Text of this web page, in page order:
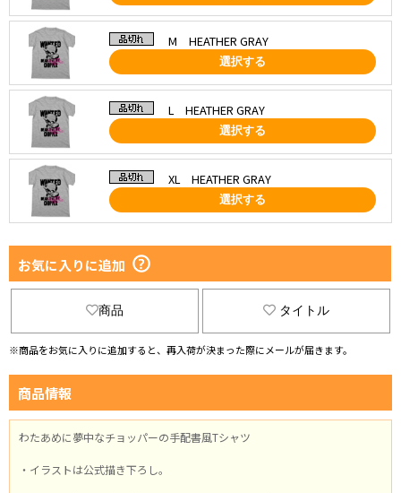
M HEATHER GRAY
選択する
L HEATHER GRAY
選択する
XL HEATHER GRAY
選択する
お気に入りに追加
商品 タイトル
※商品をお気に入りに追加すると、再入荷が決まった際にメールが届きます。
商品情報
わたあめに夢中なチョッパーの手配書風Tシャツ
・イラストは公式描き下ろし。